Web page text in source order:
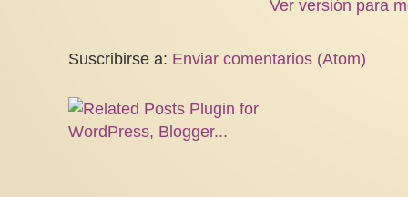
Ver versión para
Suscribirse a: Enviar comentarios (Atom)